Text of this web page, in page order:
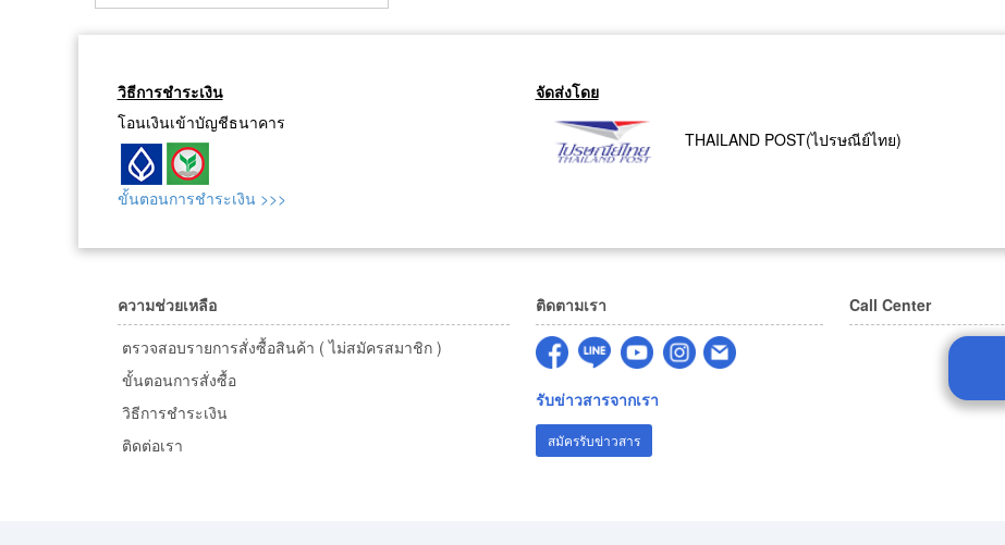
วิธีการชำระเงิน
โอนเงินเข้าบัญชีธนาคาร
ขั้นตอนการชำระเงิน >>>
จัดส่งโดย
THAILAND POST(ไปรษณีย์ไทย)
ความช่วยเหลือ
ตรวจสอบรายการสั่งซื้อสินค้า ( ไม่สมัครสมาชิก )
ขั้นตอนการสั่งซื้อ
วิธีการชำระเงิน
ติดต่อเรา
ติดตามเรา
รับข่าวสารจากเรา
สมัครรับข่าวสาร
Call Center